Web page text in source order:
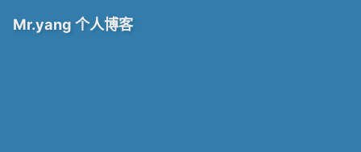
Mr.yang 个人博客